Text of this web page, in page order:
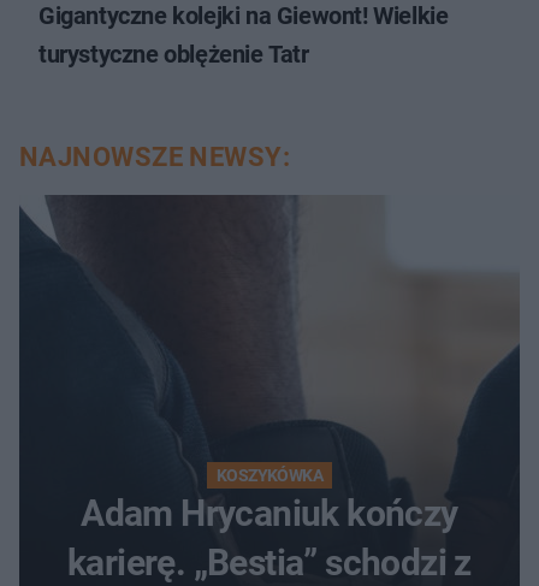
Gigantyczne kolejki na Giewont! Wielkie
turystyczne oblężenie Tatr
NAJNOWSZE NEWSY:
KOSZYKÓWKA
Adam Hrycaniuk kończy
karierę. „Bestia” schodzi z